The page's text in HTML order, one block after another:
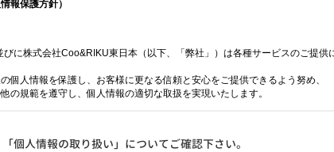
個人情報の取り扱い」についてご確認下さい。